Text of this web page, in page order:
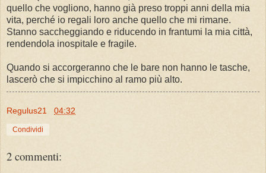
quello che vogliono, hanno già preso troppi anni della mia
vita, perché io regali loro anche quello che mi rimane.
Stanno saccheggiando e riducendo in frantumi la mia città,
rendendola inospitale e fragile.
Quando si accorgeranno che le bare non hanno le tasche,
lascerò che si impicchino al ramo più alto.
Regulus21 04:32
Condividi
2 commenti: